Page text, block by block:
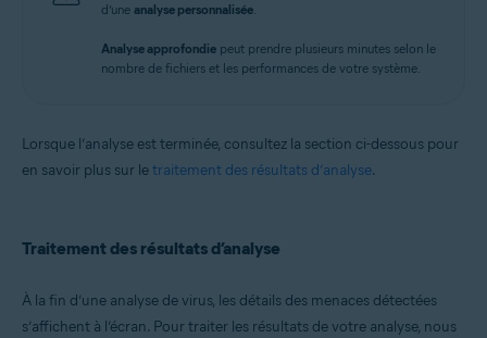
d’une analyse personnalisée.
Analyse approfondie peut prendre plusieurs minutes selon le
nombre de fichiers et les performances de votre système.
Lorsque l’analyse est terminée, consultez la section ci-dessous pour
en savoir plus sur letraitement des résultats d’analyse.
Traitement des résultats d’analyse
À la fin d’une analyse de virus, les détails des menaces détectées
s’affichent à l’écran. Pour traiter les résultats de votre analyse, nous